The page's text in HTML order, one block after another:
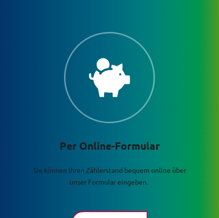
Per Online-Formular
Sie können Ihren Zählerstand bequem online über
unser Formular eingeben.